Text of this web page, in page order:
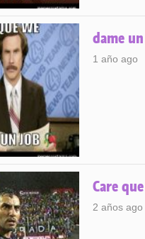
dame
1 año ago
Care
2 años ago